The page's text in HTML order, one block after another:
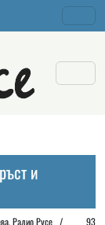
и
Радио Русе / 93